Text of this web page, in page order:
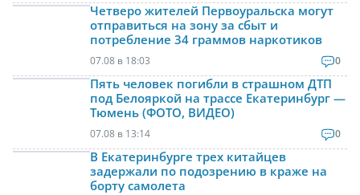
Четверо жителей Первоуральска могут
отправиться на зону за сбыт и
потребление 34 граммов наркотиков
07.08 в 18:03 0
Пять человек погибли в страшном ДТП
под Белояркой на трассе Екатеринбург —
Тюмень (ФОТО, ВИДЕО)
07.08 в 13:14 0
В Екатеринбурге трех китайцев
задержали по подозрению в краже на
борту самолета